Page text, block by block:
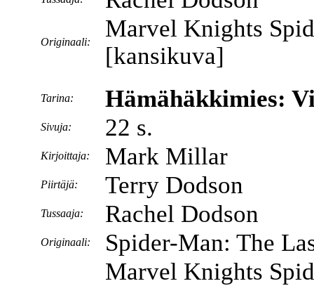
Originaali:
Marvel Knights
[kansikuva]
Tarina: Hämähäkkimies:
Sivuja: 22 s.
Kirjoittaja: Mark Millar
Piirtäjä: Terry Dodson
Tussaaja: Rachel Dodson
Originaali:
Spider-Man: The
Marvel Knights